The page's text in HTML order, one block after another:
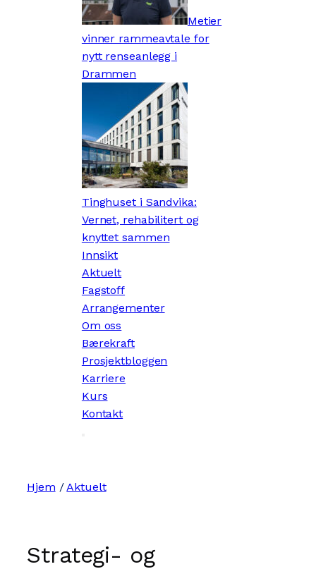
Metier
vinner rammeavtale for
nytt renseanlegg i
Drammen
Tinghuset i Sandvika:
Vernet, rehabilitert og
knyttet sammen
Innsikt
Aktuelt
Fagstoff
Arrangementer
Om oss
Bærekraft
Prosjektbloggen
Karriere
Kurs
Kontakt
Hjem /Aktuelt
Strategi- og